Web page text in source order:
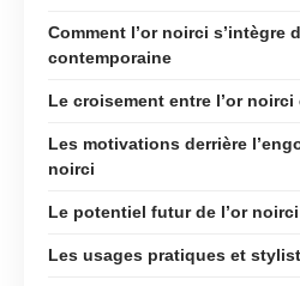
Comment l’or noirci s’intègre
contemporaine
Le croisement entre l’or noirci
Les motivations derrière
noirci
Le potentiel futur de l’or noirci
Les usages pratiques et